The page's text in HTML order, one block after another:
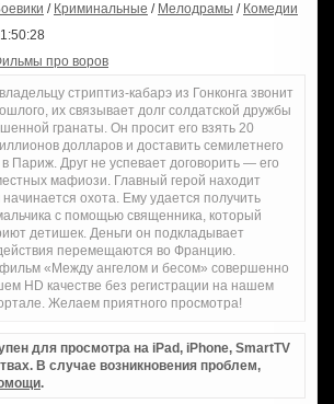
/ Криминальные / Мелодрамы / Комедии
про воров
стриптиз-кабарэ из Гонконга звонит
их связывает долг солдатской дружбы
гранаты. Он просит его взять 20
долларов и доставить семилетнего
Париж. Друг не успевает договорить — его
мафиози. Главный герой находит
охота. Ему удается получить
с помощью священника, который
детишек. Деньги он подкладывает
перемещаются во Францию.
«Между ангелом и бесом» совершенно
HD качестве без регистрации на нашем
Желаем приятного просмотра!
для просмотра на iPad, iPhone, SmartTV
В случае возникновения проблем,
.